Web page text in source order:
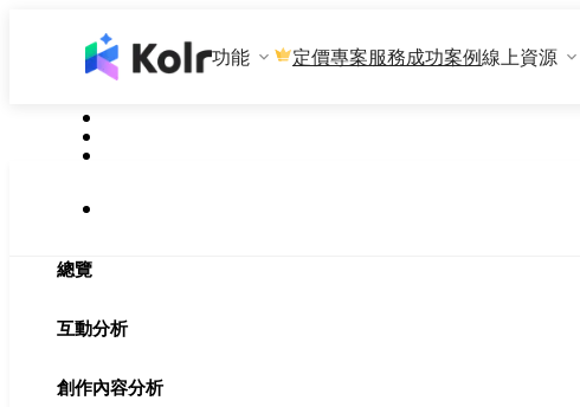
功能 定價專案服務成功案例線上資源
總覽
互動分析
創作內容分析